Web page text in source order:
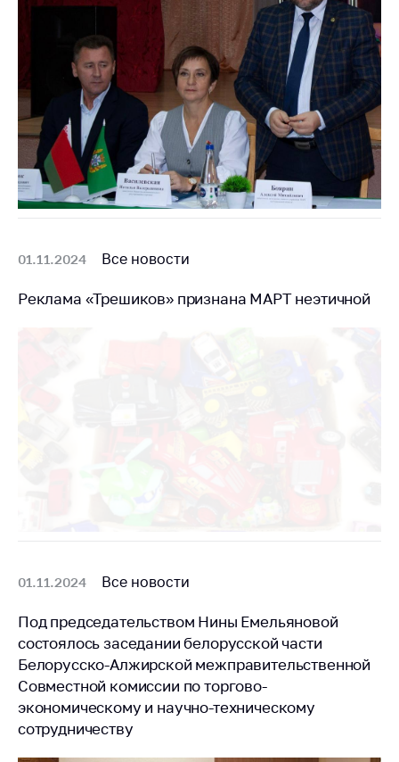
Общественное
обсуждение
проектов
Маркировка
товаров
Упрощение условий
ведения бизнеса
Рекомендации по
COVID-19 для
общественного
01.11.2024 Все новости
Реклама «Трешиков» признана МАРТ неэтичной
01.11.2024 Все новости
Под председательством Нины Емельяновой
состоялось заседании белорусской части
Белорусско-Алжирской межправительственной
Совместной комиссии по торгово-
экономическому и научно-техническому
сотрудничеству